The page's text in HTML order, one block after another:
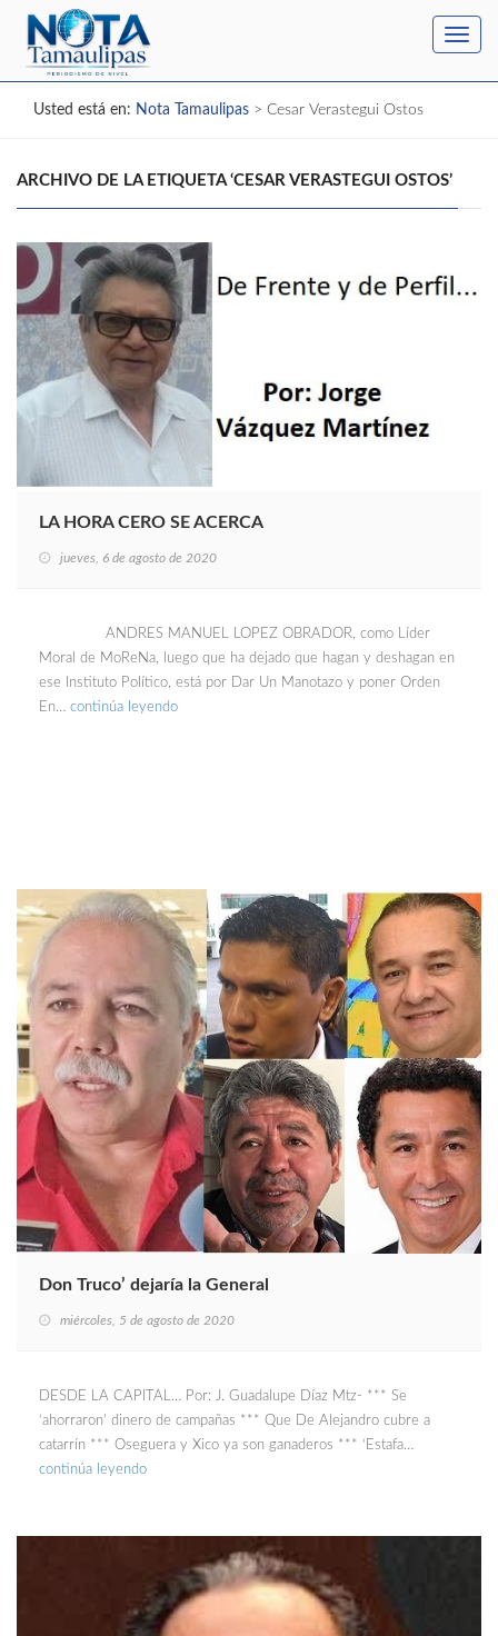
Usted está en: Nota Tamaulipas > Cesar Verastegui Ostos
ARCHIVO DE LA ETIQUETA ‘CESAR VERASTEGUI OSTOS’
LA HORA CERO SE ACERCA
jueves, 6 de agosto de 2020
ANDRES MANUEL LOPEZ OBRADOR, como Líder
Moral de MoReNa, luego que ha dejado que hagan y deshagan en
ese Instituto Político, está por Dar Un Manotazo y poner Orden
En… continúa leyendo
Don Truco’ dejaría la General
miércoles, 5 de agosto de 2020
DESDE LA CAPITAL… Por: J. Guadalupe Díaz Mtz- *** Se
‘ahorraron’ dinero de campañas *** Que De Alejandro cubre a
catarrín *** Oseguera y Xico ya son ganaderos *** ‘Estafa…
continúa leyendo